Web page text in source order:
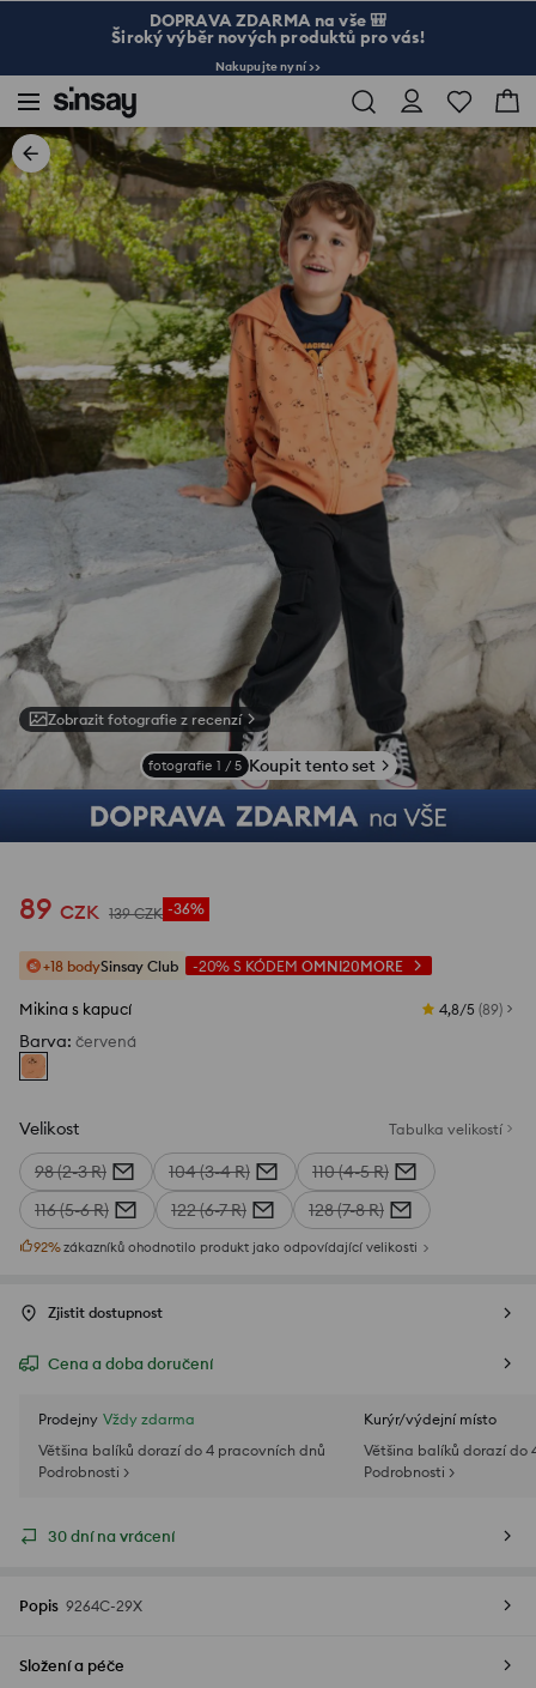
DOPRAVA ZDARMA na vše 🎒
Široký výběr nových produktů pro vás!
Nakupujte nyní >>
Zobrazit fotografie z recenzí
fotografie 1 / 5 Koupit tento set
89 CZK 139 CZK -36%
+18 bodySinsay Club -20% S KÓDEM OMNI20MORE
Mikina s kapucí 4,8/5 (89)
Barva: červená
Velikost Tabulka velikostí
98 (2-3 R) 104 (3-4 R)
110 (4-5 R)
116 (5-6 R)
122 (6-7 R) 128 (7-8 R)
92%zákazníků ohodnotilo produkt jako odpovídající velikosti
Zjistit dostupnost
Cena a doba doručení
Prodejny Vždy zdarma
Většina balíků dorazí do 4 pracovních dnů
Podrobnosti >
Kurýr/výdejní místo
Většina balíků dorazí do
Podrobnosti >
30 dní na vrácení
Popis 9264C-29X
Složení a péče